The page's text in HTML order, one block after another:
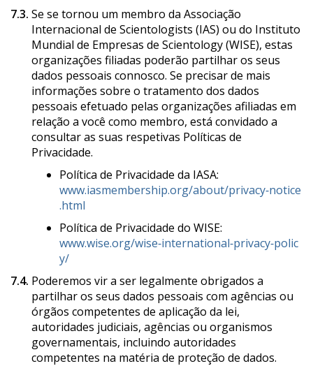
7.3. Se se tornou um membro da Associação
Internacional de Scientologists (IAS) ou do Instituto
Mundial de Empresas de Scientology (WISE), estas
organizações filiadas poderão partilhar os seus
dados pessoais connosco. Se precisar de mais
informações sobre o tratamento dos dados
pessoais efetuado pelas organizações afiliadas em
relação a você como membro, está convidado a
consultar as suas respetivas Políticas de
Privacidade.
Política de Privacidade da IASA:
www.iasmembership.org/about/privacy‑notice
.html
Política de Privacidade do WISE:
www.wise.org/wise‑international‑privacy‑polic
y/
7.4. Poderemos vir a ser legalmente obrigados a
partilhar os seus dados pessoais com agências ou
órgãos competentes de aplicação da lei,
autoridades judiciais, agências ou organismos
governamentais, incluindo autoridades
competentes na matéria de proteção de dados.